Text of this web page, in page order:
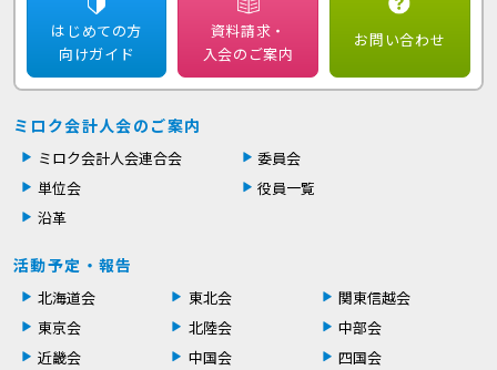
はじめての方
向けガイド
資料請求・
入会のご案内
お問い合わせ
ミロク会計人会のご案内
ミロク会計人会連合会
委員会
単位会
役員一覧
沿革
活動予定・報告
北海道会 東北会
関東信越会
東京会
北陸会
中部会
近畿会
中国会
四国会